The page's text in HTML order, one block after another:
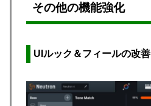
その他の機能強化
UIルック＆フィールの改善